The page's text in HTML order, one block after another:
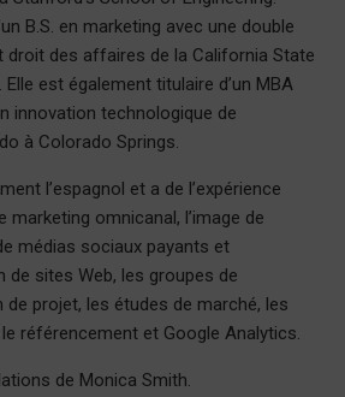
B.S. en marketing avec une double
droit des affaires de la California State
Elle est également titulaire d’un MBA
innovation technologique de
à Colorado Springs.
l’espagnol et a de l’expérience
marketing omnicanal, l’image de
médias sociaux payants et
de sites Web, les groupes de
projet, les études de marché, les
le référencement et Google Analytics.
de Monica Smith.